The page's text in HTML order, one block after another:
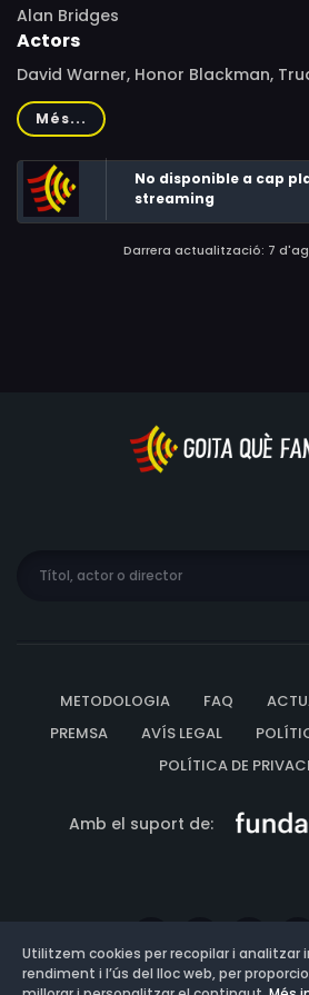
Alan Bridges
Actors
David Warner, Honor Blackman,
Tim Henry, Robert Hawkins, Joey
Lois Maxwell, Michael Tait, Michael J.
Bayliss, John Friesen, John
Devitt, Simon Cooke, Spencer
Patricia Hamilton, Tim Whelan,
Hardacre, Alan Stevenson, Percy
Més...
No disponible a cap
streaming
Darrera actualització: 7
METODOLOGIA FAQ
PREMSA
AVÍS LEGAL
POLÍTICA DE
Amb el suport de:
Utilitzem cookies per recopilar i analitzar
rendiment i l’ús del lloc web, per